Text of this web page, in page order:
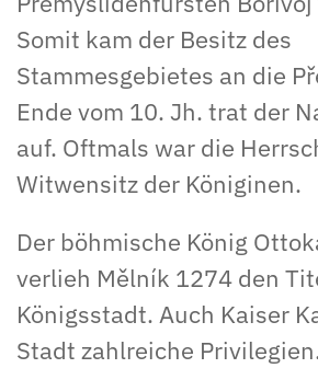
Somit kam der Besitz des
Stammesgebietes an die
Ende vom 10. Jh. trat der
auf. Oftmals war die
Witwensitz der Königinen.
Der böhmische König
verlieh Mělník 1274 den
Königsstadt. Auch Kaiser
Stadt zahlreiche